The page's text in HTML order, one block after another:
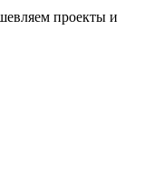
проекты и